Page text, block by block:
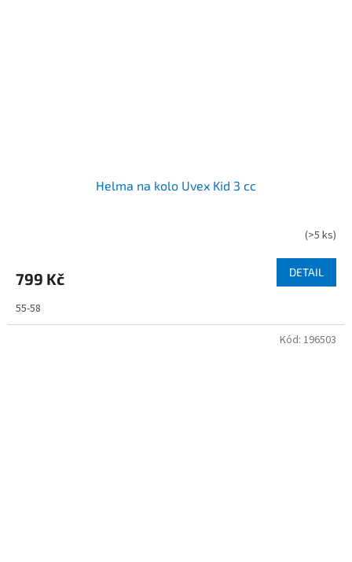
Helma na kolo Uvex Kid 3 cc
(>5 ks)
799 Kč DETAIL
55-58
Kód: 196503